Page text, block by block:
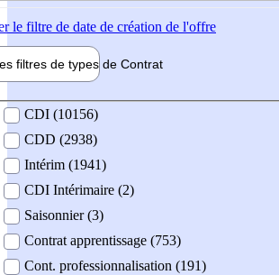
le filtre de date de création de l'offre
filtres de types de Contrat
contrat
CDI (10156)
CDD (2938)
Intérim (1941)
CDI Intérimaire (2)
Saisonnier (3)
Contrat apprentissage (753)
Cont. professionnalisation (191)